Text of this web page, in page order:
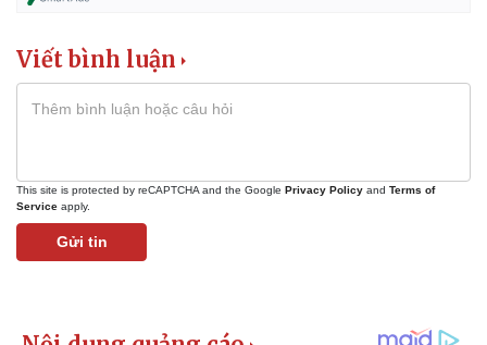
Viết bình luận
This site is protected by reCAPTCHA and the Google Privacy Policy and Terms of
Service apply.
Gửi tin